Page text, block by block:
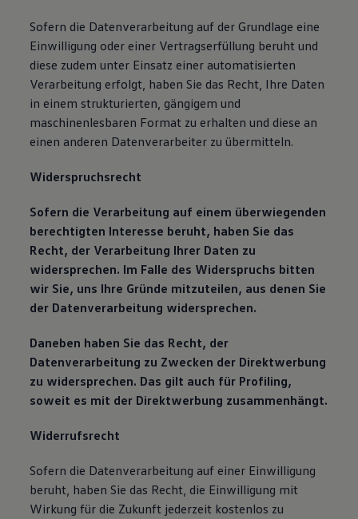
Sofern die Datenverarbeitung auf der Grundlage eine
Einwilligung oder einer Vertragserfüllung beruht und
diese zudem unter Einsatz einer automatisierten
Verarbeitung erfolgt, haben Sie das Recht, Ihre Daten
in einem strukturierten, gängigem und
maschinenlesbaren Format zu erhalten und diese an
einen anderen Datenverarbeiter zu übermitteln.
Widerspruchsrecht
Sofern die Verarbeitung auf einem überwiegenden
berechtigten Interesse beruht, haben Sie das
Recht, der Verarbeitung Ihrer Daten zu
widersprechen. Im Falle des Widerspruchs bitten
wir Sie, uns Ihre Gründe mitzuteilen, aus denen Sie
der Datenverarbeitung widersprechen.
Daneben haben Sie das Recht, der
Datenverarbeitung zu Zwecken der Direktwerbung
zu widersprechen. Das gilt auch für Profiling,
soweit es mit der Direktwerbung zusammenhängt.
Widerrufsrecht
Sofern die Datenverarbeitung auf einer Einwilligung
beruht, haben Sie das Recht, die Einwilligung mit
Wirkung für die Zukunft jederzeit kostenlos zu